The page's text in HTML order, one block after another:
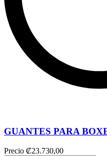
GUANTES PARA
Precio ₡23.730,00